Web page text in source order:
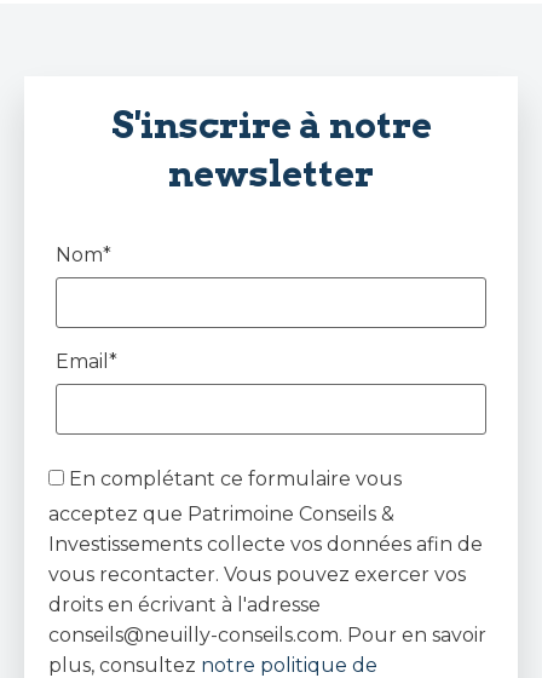
S'inscrire à notre
newsletter
Nom*
Email*
En complétant ce formulaire vous
acceptez que Patrimoine Conseils &
Investissements collecte vos données afin de
vous recontacter. Vous pouvez exercer vos
droits en écrivant à l'adresse
conseils@neuilly-conseils.com. Pour en savoir
plus, consultez notre politique de